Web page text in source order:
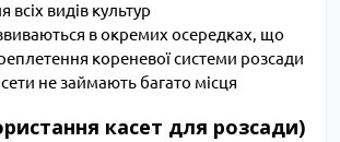
всіх видів культур
в окремих осередках, що
кореневої системи розсади
не займають багато місця
касет для розсади)